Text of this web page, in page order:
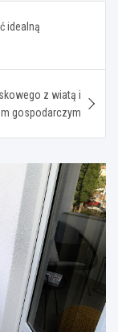
idealną
z wiatą i
gospodarczym